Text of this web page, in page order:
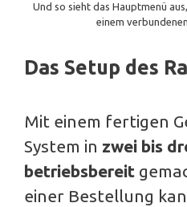
Und so sieht das Hauptmenü
einem
Das Setup des
Mit einem fertigen
System in zwei bis
betriebsbereit
einer Bestellung